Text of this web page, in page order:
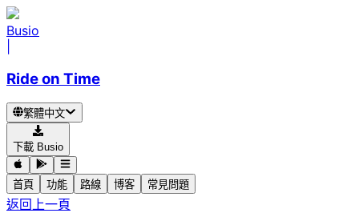
Busio
Ride on Time
繁體中文
下載 Busio
首頁 功能 路線 博客 常見問題
返回上一頁